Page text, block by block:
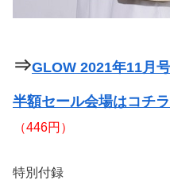
⇒GLOW 2021年11月
半額セール会場はコチラ
（446円）
特別付録